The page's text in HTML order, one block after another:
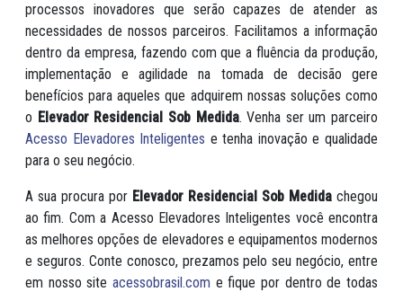
processos inovadores que serão capazes de atender as
necessidades de nossos parceiros. Facilitamos a informação
dentro da empresa, fazendo com que a fluência da produção,
implementação e agilidade na tomada de decisão gere
benefícios para aqueles que adquirem nossas soluções como
o Elevador Residencial Sob Medida. Venha ser um parceiro
Acesso Elevadores Inteligentes e tenha inovação e qualidade
para o seu negócio.
A sua procura por Elevador Residencial Sob Medida chegou
ao fim. Com a Acesso Elevadores Inteligentes você encontra
as melhores opções de elevadores e equipamentos modernos
e seguros. Conte conosco, prezamos pelo seu negócio, entre
em nosso site acessobrasil.com e fique por dentro de todas